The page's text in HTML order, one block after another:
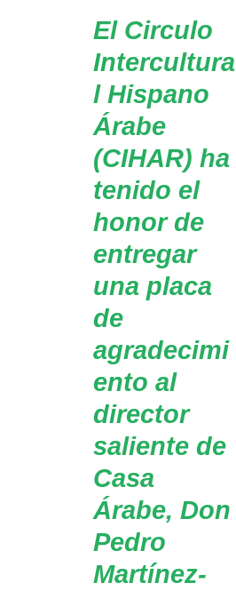
El Circulo
Intercultura
l Hispano
Árabe
(CIHAR) ha
tenido el
honor de
entregar
una placa
de
agradecimi
ento al
director
saliente de
Casa
Árabe, Don
Pedro
Martínez-